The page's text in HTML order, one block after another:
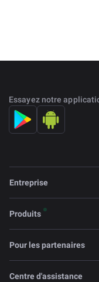
Essayez notre
Entreprise
Produits
Pour les partenaires
Centre d'assistance